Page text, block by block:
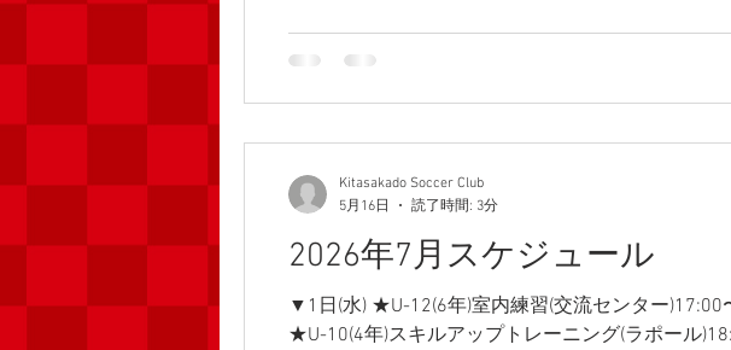
ー)17:00〜19:00 ▼7日(金).
2026年7月スケジュール
▼1日(水) ★U-12(6年)室内練習(交流センター
★U-10(4年)スキルアップトレーニング(ラポール
Kitasakado Soccer Club
5月16日
読了時間: 3分